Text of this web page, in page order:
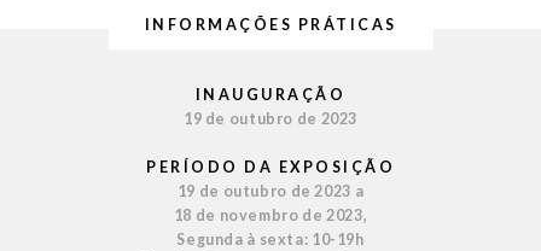
INFORMAÇÕES PRÁTICAS
INAUGURAÇÃO
19 de outubro de 2023
PERÍODO DA EXPOSIÇÃO
19 de outubro de 2023 a
18 de novembro de 2023,
Segunda à sexta: 10-19h